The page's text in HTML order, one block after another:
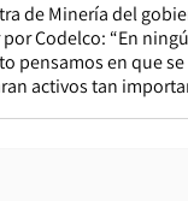
de Minería del
Codelco: “En
pensamos en que se
activos tan